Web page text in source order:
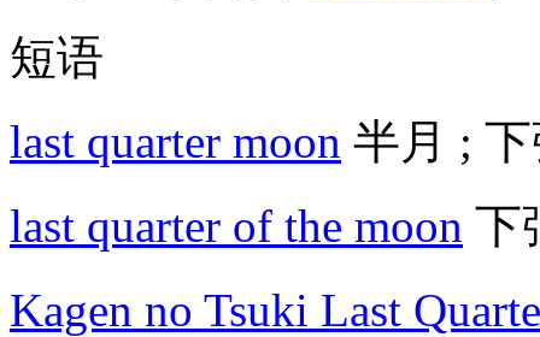
短语
last quarter moon 半月 ;
last quarter of the moon 下
Kagen no Tsuki Last